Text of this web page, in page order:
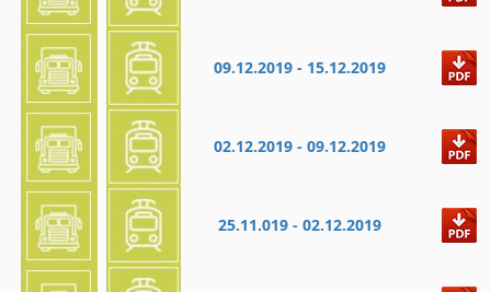
09.12.2019 - 15.12.2019
02.12.2019 - 09.12.2019
25.11.019 - 02.12.2019